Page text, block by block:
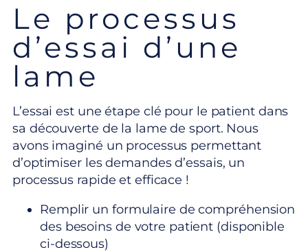
Le processus
d’essai d’une
lame
L’essai est une étape clé pour le patient dans
sa découverte de la lame de sport. Nous
avons imaginé un processus permettant
d’optimiser les demandes d’essais, un
processus rapide et efficace !
Remplir un formulaire de compréhension
des besoins de votre patient (disponible
ci-dessous)